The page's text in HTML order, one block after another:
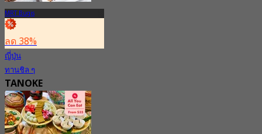
MRT Bugis
ลด 38%
ญี่ปุ่น
ทานชิล ๆ
TANOKE
New
4.7
จากS$ 45.56